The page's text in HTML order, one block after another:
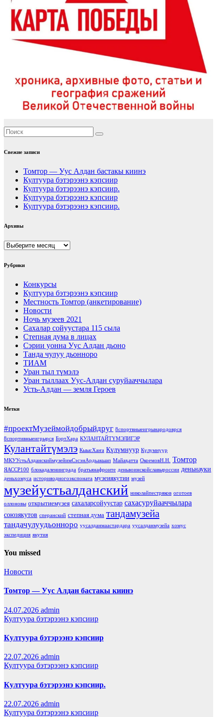
Свежие записи
Томтор — Уус Алдан бастакы киинэ
Култуура бэтэрээнэ кэпсиир
Култуура бэтэрээнэ кэпсиир.
Култуура бэтэрээнэ кэпсиир
Култуура бэтэрээнэ кэпсиир.
Архивы
Архивы
Рубрики
Конкурсы
Култуура бэтэрээнэ кэпсиир
Местность Томтор (анкетирование)
Новости
Ночь музеев 2021
Сахалар сойуустара 115 сыла
Степная дума в лицах
Сэрии уонна Уус Алдан дьоно
Танда чулуу дьонноро
ТИАМ
Уран тыл түмэлэ
Уран тыллаах Уус-Алдан суруйааччылара
Усть-Алдан — земля Героев
Метки
#проектМузеймойдобрыйдруг 8спортвныеигрынародоврся
8спортивныеигрырся БэртХара КУЛАНТАЙТҮМЭЛИГЭР
Кулантайтүмэлэ КыысХаҥа Күлүмнуур Күлүмнүүр
МКУУстьАлданскиймузейимСэсэнАрдьакыап Майаҕатта ОкоемовН.Н. Томтор
ЯАССР100 блокадаленинграда братьянафронте деньвоинскойславыроссии деньнауки
деньхомуса историяодногоэкспоната музеиякутии музей
музейустьалданский николайпестряков оготоев
оллоновы открытиемузея сахаларсойуустар сахасуруйааччылара
союзякутов сперанский степная дума тандамузейа
тандачулуудьонноро уусалданмаастардара уусалданмузейа хомус
экспедиция якутия
You missed
Новости
Томтор — Уус Алдан бастакы киинэ
24.07.2026 admin
Култуура бэтэрээнэ кэпсиир
Култуура бэтэрээнэ кэпсиир
22.07.2026 admin
Култуура бэтэрээнэ кэпсиир
Култуура бэтэрээнэ кэпсиир.
22.07.2026 admin
Култуура бэтэрээнэ кэпсиир